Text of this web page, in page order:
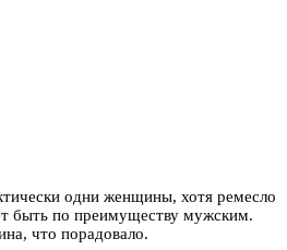
одни женщины, хотя ремесло
быть по преимуществу мужским.
что порадовало.